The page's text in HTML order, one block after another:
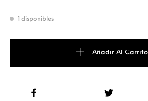
1 disponibles
Añadir Al Carrito